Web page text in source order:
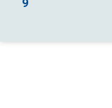
9